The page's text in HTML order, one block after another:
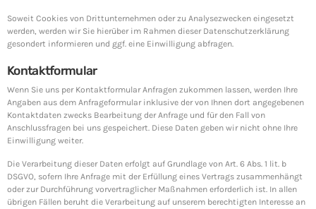
Soweit Cookies von Drittunternehmen oder zu Analysezwecken eingesetzt
werden, werden wir Sie hierüber im Rahmen dieser Datenschutzerklärung
gesondert informieren und ggf. eine Einwilligung abfragen.
Kontaktformular
Wenn Sie uns per Kontaktformular Anfragen zukommen lassen, werden Ihre
Angaben aus dem Anfrageformular inklusive der von Ihnen dort angegebenen
Kontaktdaten zwecks Bearbeitung der Anfrage und für den Fall von
Anschlussfragen bei uns gespeichert. Diese Daten geben wir nicht ohne Ihre
Einwilligung weiter.
Die Verarbeitung dieser Daten erfolgt auf Grundlage von Art. 6 Abs. 1 lit. b
DSGVO, sofern Ihre Anfrage mit der Erfüllung eines Vertrags zusammenhängt
oder zur Durchführung vorvertraglicher Maßnahmen erforderlich ist. In allen
übrigen Fällen beruht die Verarbeitung auf unserem berechtigten Interesse an